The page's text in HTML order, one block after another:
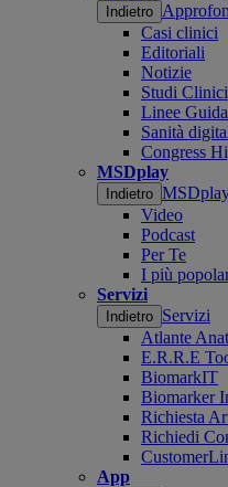
Indietro
Casi clinici
Editoriali
Notizie
Studi Clinici
Linee
Sanità
Congress
MSDplay
Indietro
Video
Podcast
Per Te
I più
Servizi
Indietro Servizi
Atlante
E.R.R.E
BiomarkIT
Biomarker
Richiesta
Richiedi
App